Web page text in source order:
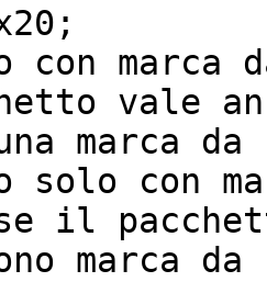
con
vale
marca
solo con
il
marca